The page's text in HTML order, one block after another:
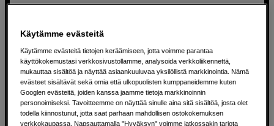
Käytämme evästeitä
Käytämme evästeitä tietojen keräämiseen, jotta voimme parantaa
käyttökokemustasi verkkosivustollamme, analysoida verkkoliikennettä,
mukauttaa sisältöä ja näyttää asiaankuuluvaa yksilöllistä markkinointia. Nämä
evästeet sisältävät sekä omia että ulkopuolisten kumppaneidemme kuten
Googlen evästeitä, joiden kanssa jaamme tietoja markkinoinnin
personoimiseksi. Tavoitteemme on näyttää sinulle aina sitä sisältöä, josta olet
todella kiinnostunut, jotta saat parhaan mahdollisen ostokokemuksen
verkkokaupassa. Napsauttamalla "Hyväksyn" voimme jatkossakin tarjota